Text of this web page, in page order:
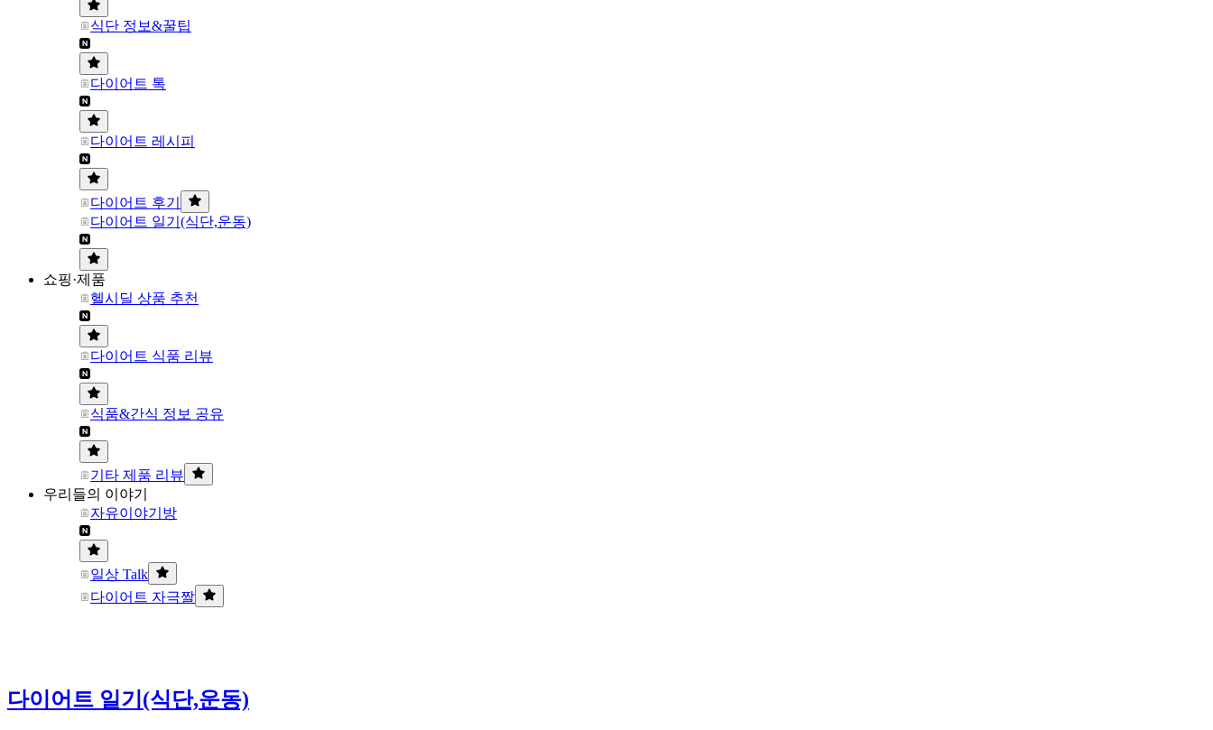
식단 정보&꿀팁
다이어트 톡
다이어트 레시피
다이어트 후기
다이어트 일기(식단,운동)
쇼핑·제품
헬시딜 상품 추천
다이어트 식품 리뷰
식품&간식 정보 공유
기타 제품 리뷰
우리들의 이야기
자유이야기방
일상 Talk
다이어트 자극짤
다이어트 일기(식단,운동)